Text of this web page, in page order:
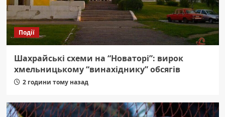
Події
Шахрайські схеми на “Новаторі”: вирок
хмельницькому “винахіднику” обсягів
2 години тому назад